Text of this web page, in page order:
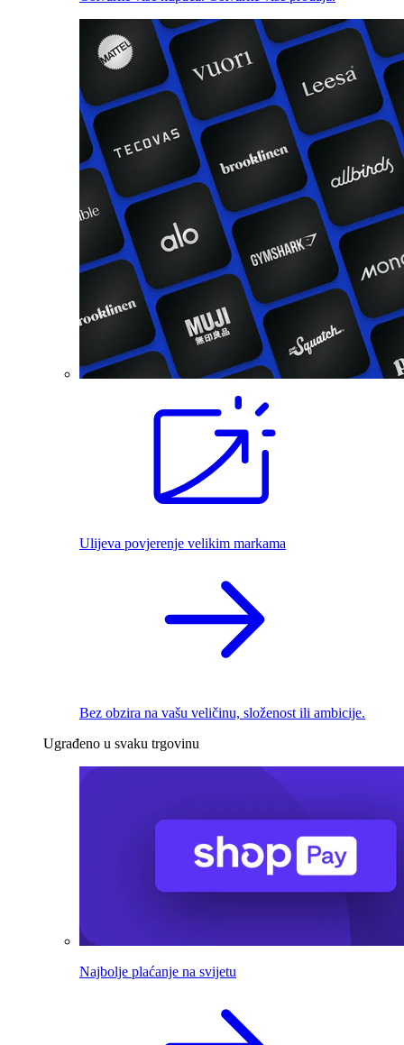
Ulijeva povjerenje velikim markama
Bez obzira na vašu veličinu, složenost ili ambicije.
Ugrađeno u svaku trgovinu
Najbolje plaćanje na svijetu